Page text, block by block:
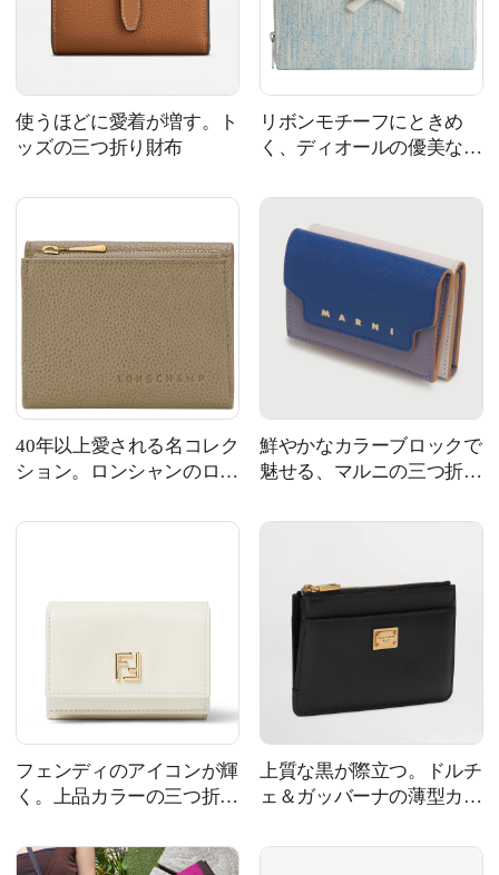
使うほどに愛着が増す。ト
ッズの三つ折り財布
リボンモチーフにときめ
く、ディオールの優美な長
40年以上愛される名コレク
ション。ロンシャンのロン
鮮やかなカラーブロックで
魅せる、マルニの三つ折り
フェンディのアイコンが輝
く。上品カラーの三つ折り
上質な黒が際立つ。ドルチ
ェ＆ガッバーナの薄型カー